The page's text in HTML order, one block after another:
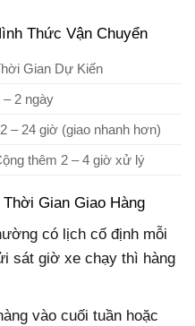
Thức Vận Chuyển
Gian Dự Kiến
– 2 ngày
– 24 giờ (giao nhanh hơn)
thêm 2 – 4 giờ xử lý
Gian Giao Hàng
có lịch cố định mỗi
sát giờ xe chạy thì hàng
vào cuối tuần hoặc